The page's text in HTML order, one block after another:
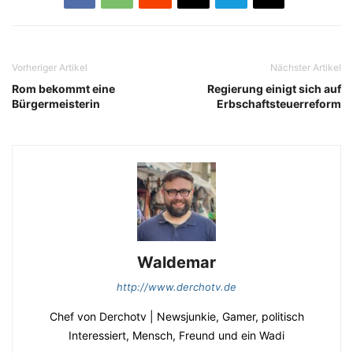
Vorheriger Artikel
Rom bekommt eine
Bürgermeisterin
Nächster Artikel
Regierung einigt sich auf
Erbschaftsteuerreform
Waldemar
http://www.derchotv.de
Chef von Derchotv | Newsjunkie, Gamer, politisch
Interessiert, Mensch, Freund und ein Wadi